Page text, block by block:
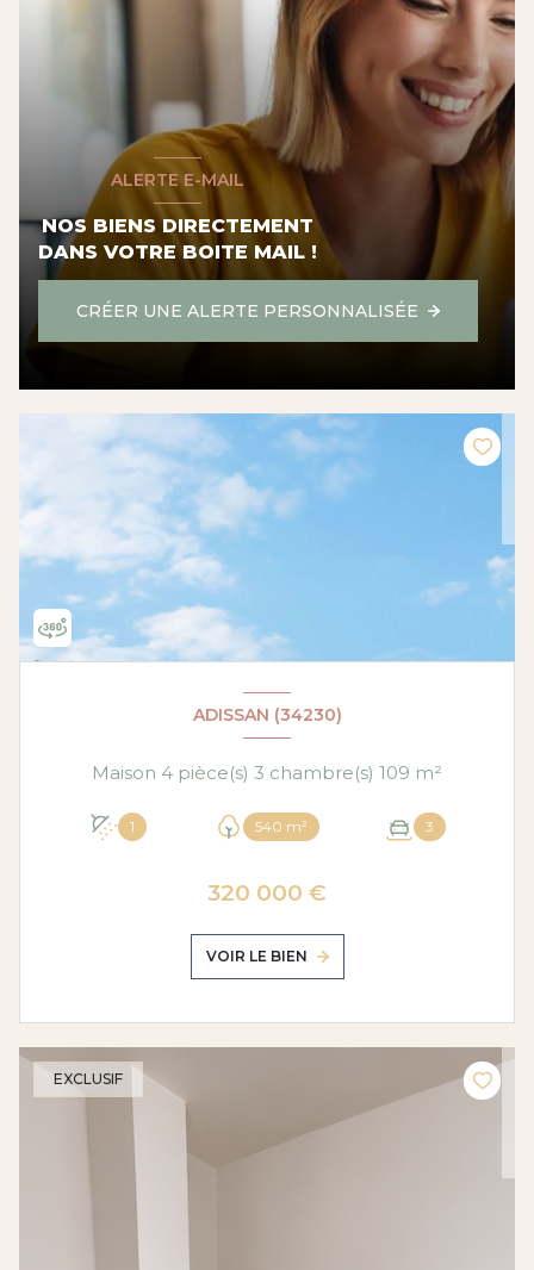
ALERTE E-MAIL
NOS BIENS DIRECTEMENT
DANS VOTRE BOITE MAIL !
CRÉER UNE ALERTE PERSONNALISÉE
ADISSAN (34230)
Maison 4 pièce(s) 3 chambre(s) 109 m²
1 540 m² 3
320 000 €
VOIR LE BIEN
EXCLUSIF